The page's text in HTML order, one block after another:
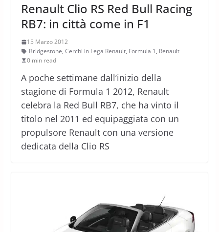
Renault Clio RS Red Bull Racing
RB7: in città come in F1
15 Marzo 2012
Bridgestone, Cerchi in Lega Renault, Formula 1, Renault
0 min read
A poche settimane dall’inizio della
stagione di Formula 1 2012, Renault
celebra la Red Bull RB7, che ha vinto il
titolo nel 2011 ed equipaggiata con un
propulsore Renault con una versione
dedicata della Clio RS